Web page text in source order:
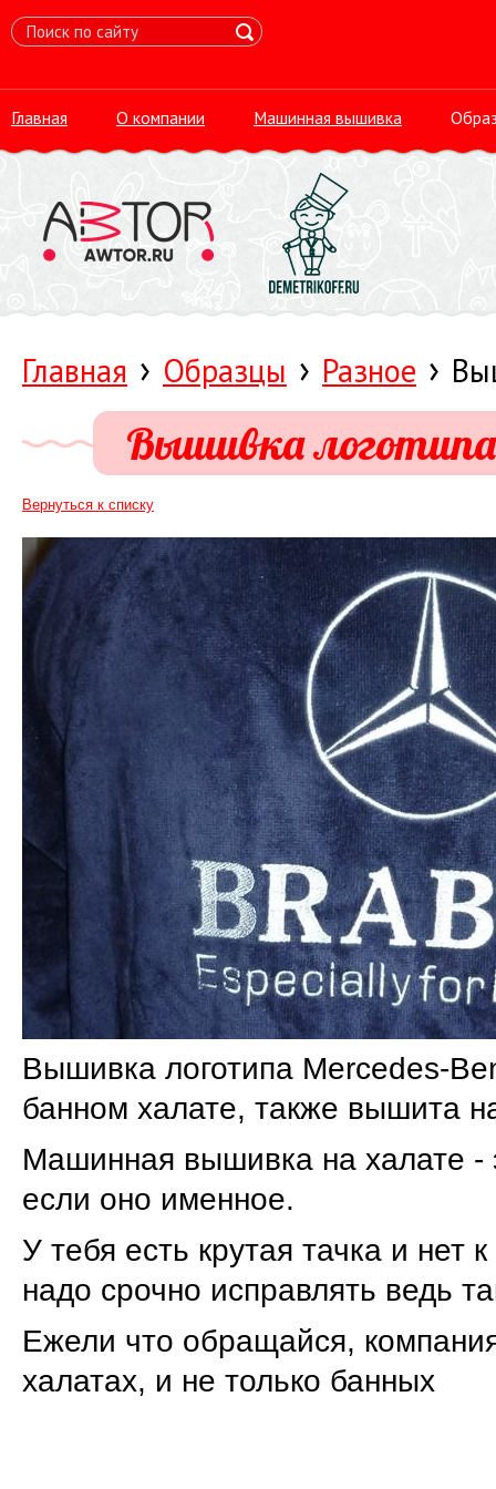
Главная О компании Машинная вышивка
Главная › Образцы › Разное ›
Вышивка логотипа
Вернуться к списку
Вышивка логотипа Mercedes-
банном халате, также вышита
Машинная вышивка на халате -
если оно именное.
У тебя есть крутая тачка и нет
надо срочно исправлять ведь
Ежели что обращайся,
халатах, и не только банных